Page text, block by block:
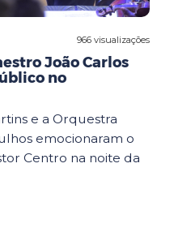
966 visualizações
João Carlos
no
e a Orquestra
emocionaram o
Centro na noite da